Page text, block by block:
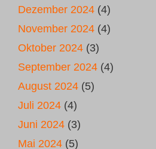
Dezember 2024 (4)
November 2024 (4)
Oktober 2024 (3)
September 2024 (4)
August 2024 (5)
Juli 2024 (4)
Juni 2024 (3)
Mai 2024 (5)